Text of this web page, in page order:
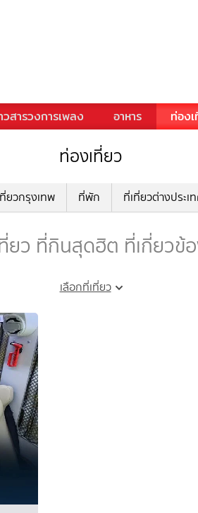
วสารวงการเพลง อาหาร ท่อง
ท่องเที่ยว
ยวกรุงเทพ ที่พัก ที่เที่ยวต่างประเ
ยว ที่กินสุดฮิต ที่เกี่ยวข้
เลือกที่เที่ยว